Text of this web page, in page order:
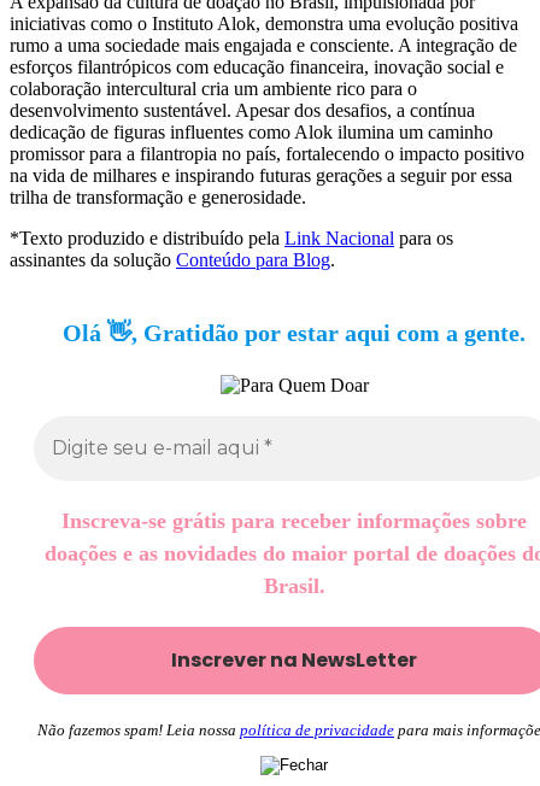
iniciativas como o Instituto Alok, demonstra uma evolução positiva
rumo a uma sociedade mais engajada e consciente. A integração de
esforços filantrópicos com educação financeira, inovação social e
colaboração intercultural cria um ambiente rico para o
desenvolvimento sustentável. Apesar dos desafios, a contínua
dedicação de figuras influentes como Alok ilumina um caminho
promissor para a filantropia no país, fortalecendo o impacto positivo
na vida de milhares e inspirando futuras gerações a seguir por essa
trilha de transformação e generosidade.
*Texto produzido e distribuído pela Link Nacional para os
assinantes da solução Conteúdo para Blog.
Olá 👋, Gratidão por estar aqui com a gente.
Inscreva-se grátis para receber informações sobre
doações e as novidades do maior portal de doações
Brasil.
Não fazemos spam! Leia nossa política de privacidade para mais